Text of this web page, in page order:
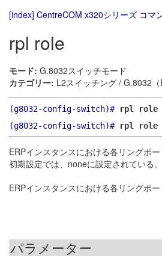
[index] CentreCOM x320シリーズ コマ
rpl role
モード: G.8032スイッチモード
カテゴリー: L2スイッチング / G.8032（
(g8032-config-switch)#
rpl role
(g8032-config-switch)#
rpl role
ERPインスタンスにおける各リングポ
初期設定では、noneに設定されている。
ERPインスタンスにおける各リングポ
パラメーター